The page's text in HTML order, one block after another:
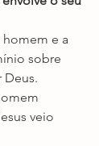
e a
sobre
veio